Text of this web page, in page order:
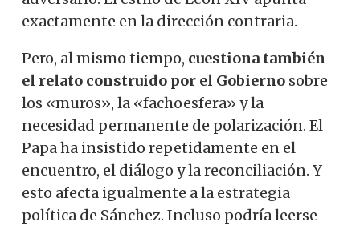
exactamente en la dirección contraria.
Pero, al mismo tiempo, cuestiona también
el relato construido por el Gobierno sobre
los «muros», la «fachoesfera» y la
necesidad permanente de polarización. El
Papa ha insistido repetidamente en el
encuentro, el diálogo y la reconciliación. Y
esto afecta igualmente a la estrategia
política de Sánchez. Incluso podría leerse